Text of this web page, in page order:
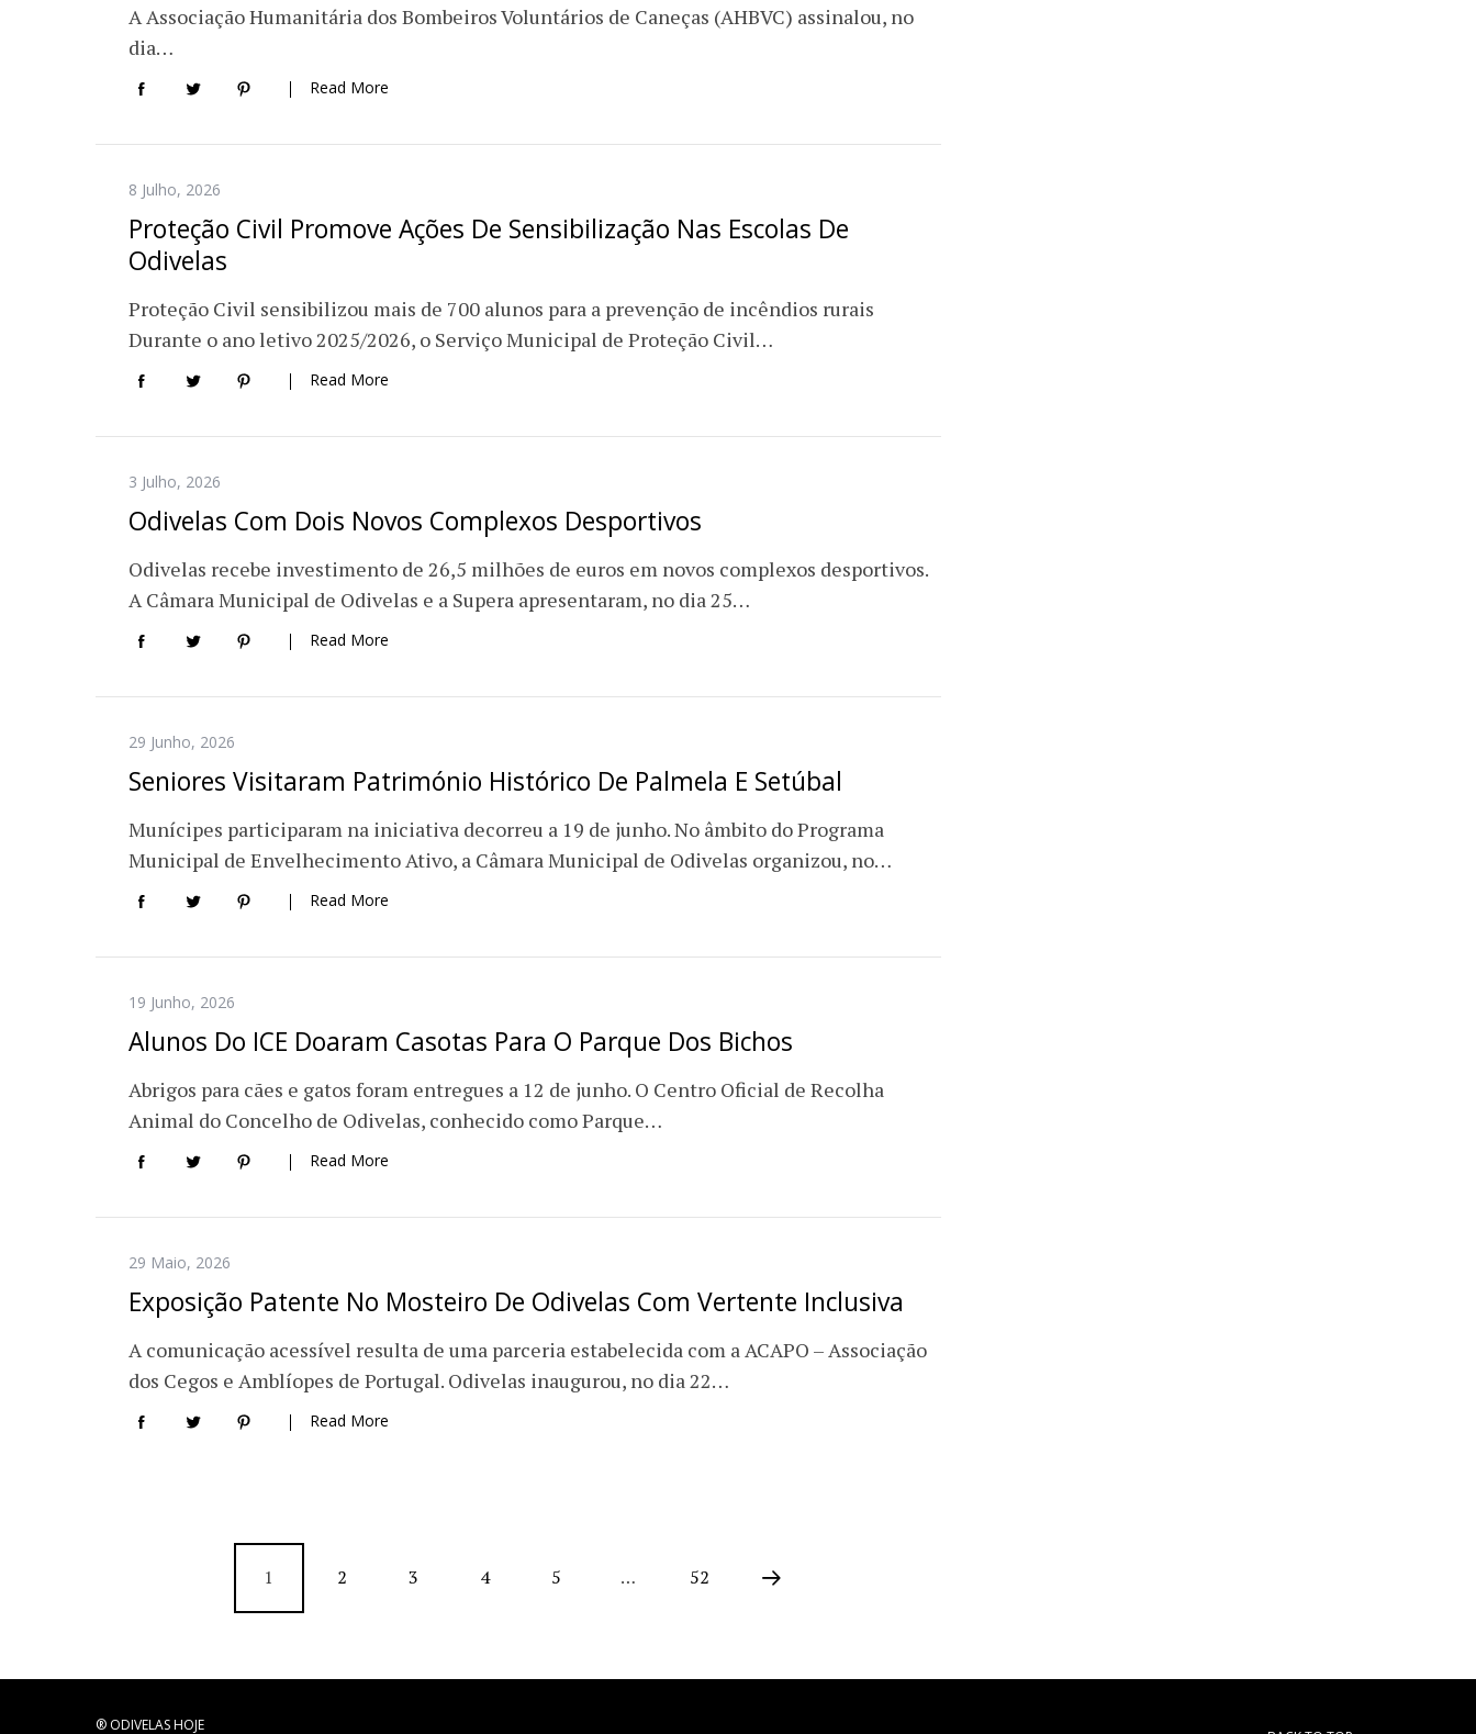
A Associação Humanitária dos Bombeiros Voluntários de Caneças (AHBVC) assinalou, no
dia…
Read More
8 Julho, 2026
Proteção Civil Promove Ações De Sensibilização Nas Escolas De
Odivelas
Proteção Civil sensibilizou mais de 700 alunos para a prevenção de incêndios rurais
Durante o ano letivo 2025/2026, o Serviço Municipal de Proteção Civil…
Read More
3 Julho, 2026
Odivelas Com Dois Novos Complexos Desportivos
Odivelas recebe investimento de 26,5 milhões de euros em novos complexos desportivos.
A Câmara Municipal de Odivelas e a Supera apresentaram, no dia 25…
Read More
29 Junho, 2026
Seniores Visitaram Património Histórico De Palmela E Setúbal
Munícipes participaram na iniciativa decorreu a 19 de junho. No âmbito do Programa
Municipal de Envelhecimento Ativo, a Câmara Municipal de Odivelas organizou, no…
Read More
19 Junho, 2026
Alunos Do ICE Doaram Casotas Para O Parque Dos Bichos
Abrigos para cães e gatos foram entregues a 12 de junho. O Centro Oficial de Recolha
Animal do Concelho de Odivelas, conhecido como Parque…
Read More
29 Maio, 2026
Exposição Patente No Mosteiro De Odivelas Com Vertente Inclusiva
A comunicação acessível resulta de uma parceria estabelecida com a ACAPO – Associação
dos Cegos e Amblíopes de Portugal. Odivelas inaugurou, no dia 22…
Read More
1 2 3 4 5 … 52
® ODIVELAS HOJE